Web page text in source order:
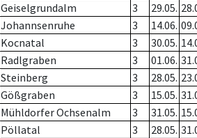
Geiselgrundalm 3 29.05.
Johannsenruhe 3 14.06.
Kocnatal 3 30.05.
Radlgraben 3 01.06.
Steinberg 3 28.05.
Gößgraben 3 15.05.
Mühldorfer Ochsenalm 3 31.05.
Pöllatal 3 28.05.